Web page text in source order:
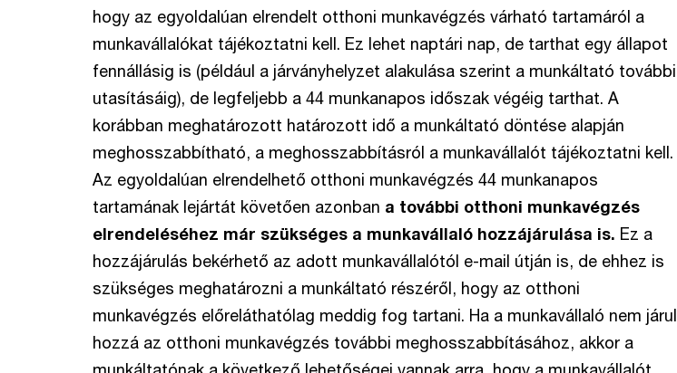
hogy az egyoldalúan elrendelt otthoni munkavégzés várható tartamáról a
munkavállalókat tájékoztatni kell. Ez lehet naptári nap, de tarthat egy állapot
fennállásig is (például a járványhelyzet alakulása szerint a munkáltató további
utasításáig), de legfeljebb a 44 munkanapos időszak végéig tarthat. A
korábban meghatározott határozott idő a munkáltató döntése alapján
meghosszabbítható, a meghosszabbításról a munkavállalót tájékoztatni kell.
Az egyoldalúan elrendelhető otthoni munkavégzés 44 munkanapos
tartamának lejártát követően azonban a további otthoni munkavégzés
elrendeléséhez már szükséges a munkavállaló hozzájárulása is. Ez a
hozzájárulás bekérhető az adott munkavállalótól e-mail útján is, de ehhez is
szükséges meghatározni a munkáltató részéről, hogy az otthoni
munkavégzés előreláthatólag meddig fog tartani. Ha a munkavállaló nem járul
hozzá az otthoni munkavégzés további meghosszabbításához, akkor a